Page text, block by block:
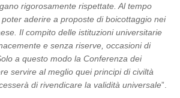
rigorosamente rispettate. Al tempo
aderire a proposte di boicottaggio nei
Il compito delle istituzioni universitarie
e senza riserve, occasioni di
a questo modo la Conferenza dei
servire al meglio quei principi di civiltà
di rivendicare la validità universale”.